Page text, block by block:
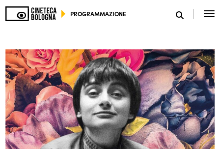
PROGRAMMAZIONE